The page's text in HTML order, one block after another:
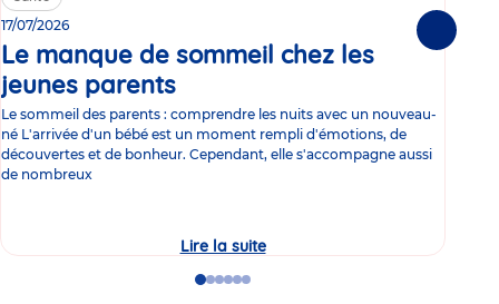
17/07/2026
Le manque de sommeil chez les
jeunes parents
Le sommeil des parents : comprendre les nuits avec un nouveau-
né L'arrivée d'un bébé est un moment rempli d'émotions, de
découvertes et de bonheur. Cependant, elle s'accompagne aussi
de nombreux
Lire la suiteLe
manque
GoGoGoGo
GoGo